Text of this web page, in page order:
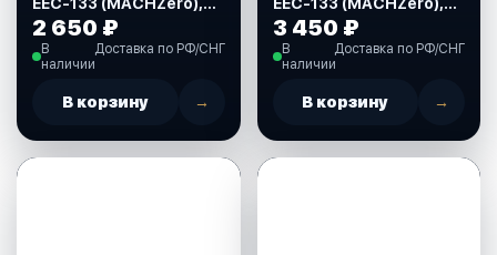
10 FT, для Yamaha,
Tohatsu, Suzuki, Honda,
Nissan (622258)
2 650 ₽
В
наличии
Доставка по РФ/СНГ
В корзину →
18 FT, для Yamaha,
Tohatsu, Suzuki, Honda,
Nissan (622096)
3 450 ₽
В
наличии
Доставка по РФ/СНГ
В корзину →